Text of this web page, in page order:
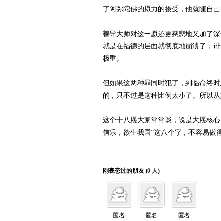
了阿弥陀佛的愿力的摄受，他就随自
善导大师对这一愿还更慈悲地又加了
就是在福德的层面就彻底地崩溃了；
极重。
但如果这两种罪同时犯了，到临命终
的，只不过是这种比例太小了。所以
这个十八愿大家常常谈，说是大愿核
信乐，欲生我国”这八个字，不容易做
刚表态过的朋友 (0 人)
匿名 匿名 匿名